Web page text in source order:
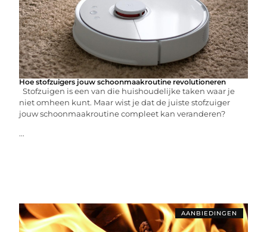
Hoe stofzuigers jouw schoonmaakroutine revolutioneren
Stofzuigen is een van die huishoudelijke taken waar je
niet omheen kunt. Maar wist je dat de juiste stofzuiger
jouw schoonmaakroutine compleet kan veranderen?
...
AANBIEDINGEN